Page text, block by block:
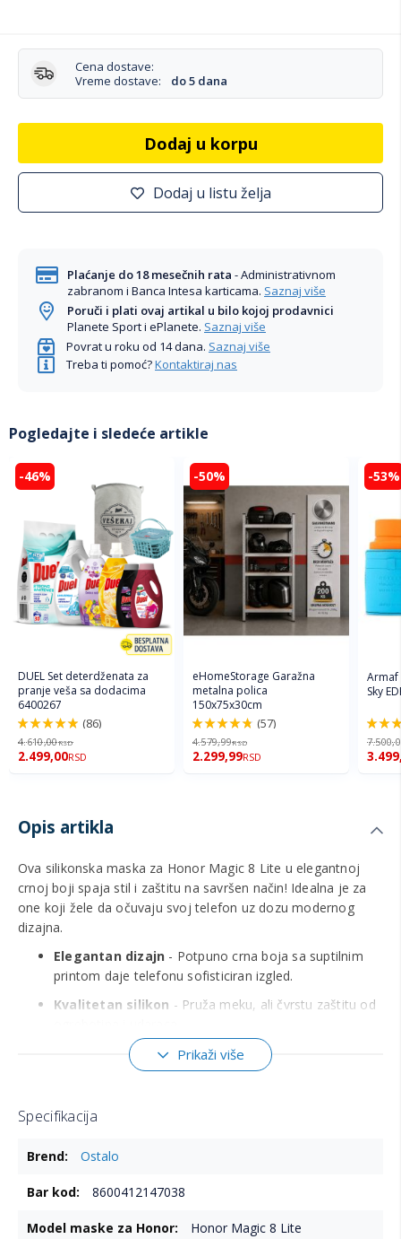
Cena dostave:
Vreme dostave:
do 5 dana
Dodaj u korpu
Dodaj u listu želja
Plaćanje do 18 mesečnih rata - Administrativnom
zabranom i Banca Intesa karticama. Saznaj više
Poruči i plati ovaj artikal u bilo kojoj prodavnici
Planete Sport i ePlanete. Saznaj više
Povrat u roku od 14 dana. Saznaj više
Treba ti pomoć?Kontaktiraj nas
Pogledajte i sledeće artikle
-46%
DUEL Set deterdženata za
pranje veša sa dodacima
6400267
98%
(86)
4.610,00RSD
2.499,00RSD
-50%
eHomeStorage Garažna
metalna polica
150x75x30cm
96%
(57)
4.579,99RSD
2.299,99RSD
-53%
Armaf
Sky
94%
Opis artikla
Ova silikonska maska za Honor Magic 8 Lite u elegantnoj
crnoj boji spaja stil i zaštitu na savršen način! Idealna je za
one koji žele da očuvaju svoj telefon uz dozu modernog
dizajna.
Elegantan dizajn - Potpuno crna boja sa suptilnim
printom daje telefonu sofisticiran izgled.
Kvalitetan silikon - Pruža meku, ali čvrstu zaštitu od
Precizni isečci
- Omogućavaju lak pristup svim
dugmadima, portovima i kameri bez skidanja maske.
ruke ili sa ravnih površina.
Jednostavno postavljanje
Prikaži više
Specifikacija
informacijaOstalo
8600412147038
Honor Magic 8 Lite